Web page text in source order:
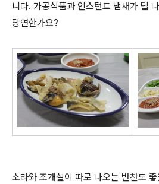
니다. 가공식품과 인스턴트 냄새가 덜
당연한가요?
소라와 조개살이 따로 나오는 반찬도